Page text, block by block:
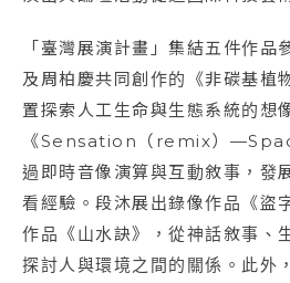
「臺灣展演計畫」集結五件作品
及周柏慶共同創作的《非碳基植
置探索人工生命與生態系統的想
《Sensation（remix）
過即時音像演算與互動敘事，發
看經驗。段沐展出錄像作品《盜
作品《山水訣》，從神話敘事、
探討人與環境之間的關係。此外